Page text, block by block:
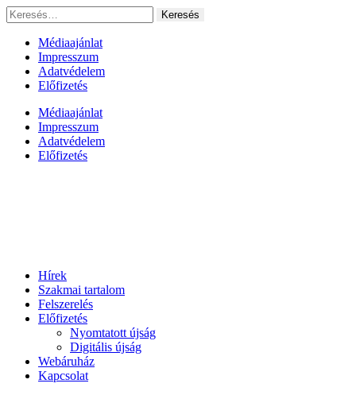
Ugrás
a
tartalomhoz
Keresés:
Médiaajánlat
Impresszum
Adatvédelem
Előfizetés
Médiaajánlat
Impresszum
Adatvédelem
Előfizetés
Hírek
Szakmai tartalom
Felszerelés
Előfizetés
Nyomtatott újság
Digitális újság
Webáruház
Kapcsolat